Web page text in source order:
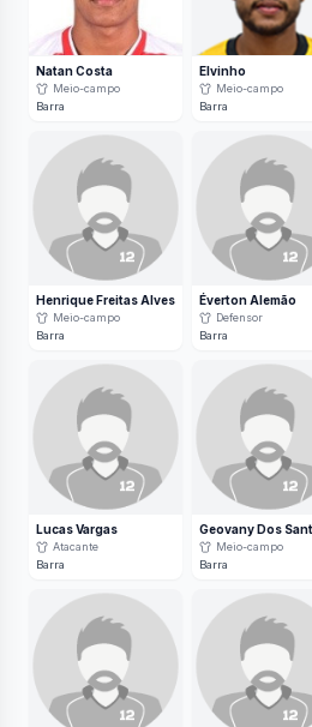
Natan Costa
Meio-campo
Barra
Elvinho
Meio-campo
Barra
Henrique Freitas Alves
Meio-campo
Barra
Éverton Alemão
Defensor
Barra
Lucas Vargas
Atacante
Barra
Meio-campo
Barra